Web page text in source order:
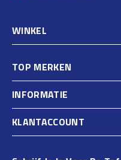
WINKEL
TOP MERKEN
INFORMATIE
KLANTACCOUNT